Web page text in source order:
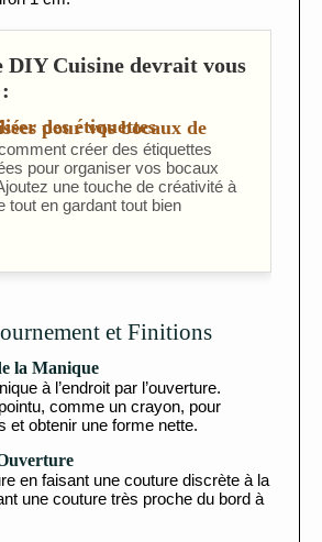
DIY Cuisine devrait vous
créer des étiquettes
pour organiser vos bocaux
une touche de créativité à
tout en gardant tout bien
et Finitions
la Manique
à l’endroit par l’ouverture.
comme un crayon, pour
et obtenir une forme nette.
en faisant une couture discrète à la
une couture très proche du bord à